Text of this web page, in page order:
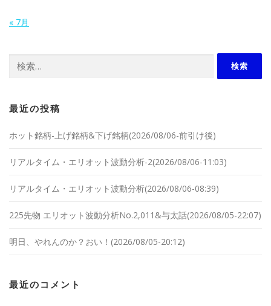
« 7月
検索:
最近の投稿
ホット銘柄-上げ銘柄&下げ銘柄(2026/08/06-前引け後)
リアルタイム・エリオット波動分析-2(2026/08/06-11:03)
リアルタイム・エリオット波動分析(2026/08/06-08:39)
225先物 エリオット波動分析No.2,011&与太話(2026/08/05-22:07)
明日、やれんのか？おい！(2026/08/05-20:12)
最近のコメント